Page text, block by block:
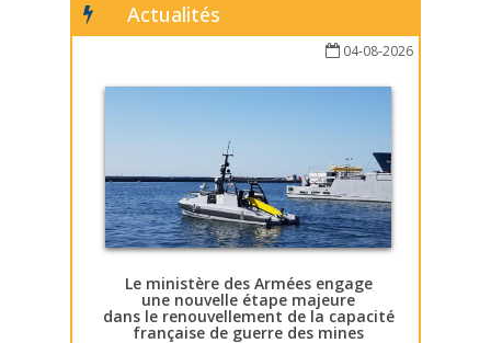
Actualités
04-08-2026
Le ministère des Armées engage
une nouvelle étape majeure
dans le renouvellement de la capacité
française de guerre des mines